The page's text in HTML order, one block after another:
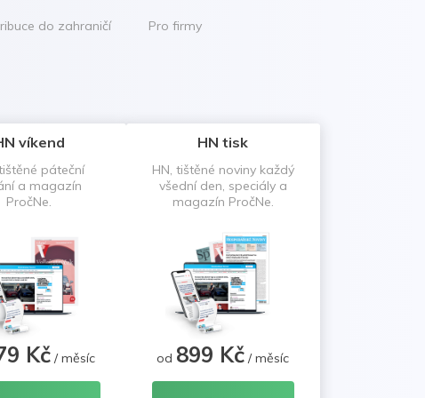
do zahraničí Pro firmy
víkend
páteční
a magazín
PročNe.
Kč / měsíc
HN tisk
HN, tištěné noviny každý
všední den, speciály a
magazín PročNe.
od 899 Kč / měsíc